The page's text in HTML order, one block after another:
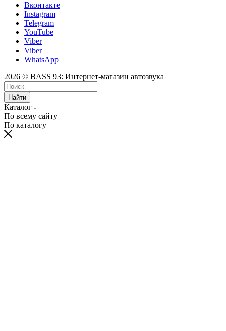
Вконтакте
Instagram
Telegram
YouTube
Viber
Viber
WhatsApp
2026 © BASS 93: Интернет-магазин автозвука
Найти
Каталог
По всему сайту
По каталогу